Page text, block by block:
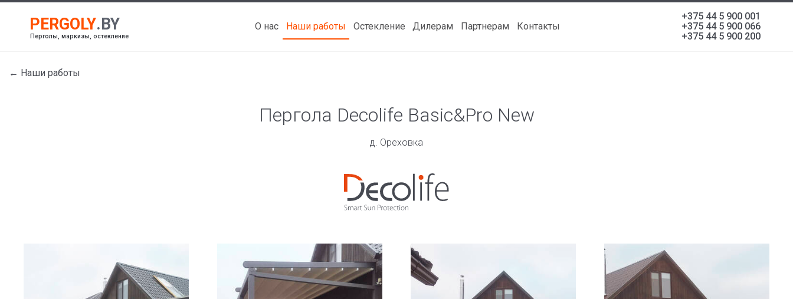
Перголы, маркизы, остекление
О нас Наши работы Остекление Дилерам Партнерам Контакты
+375 44 5 900 001
+375 44 5 900 066
+375 44 5 900 200
← Наши работы
Пергола Decolife Basic&Pro New
д. Ореховка